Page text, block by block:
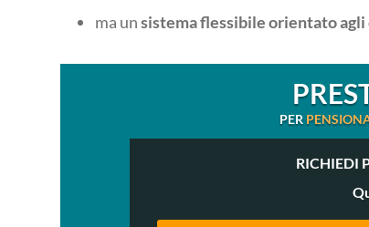
ma unsistema flessibile orientato
PER
RICHIEDI